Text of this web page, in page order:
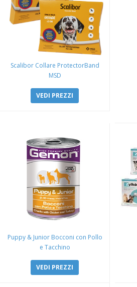
Scalibor Collare ProtectorBand
MSD
VEDI PREZZI
Puppy & Junior Bocconi con Pollo
e Tacchino
VEDI PREZZI